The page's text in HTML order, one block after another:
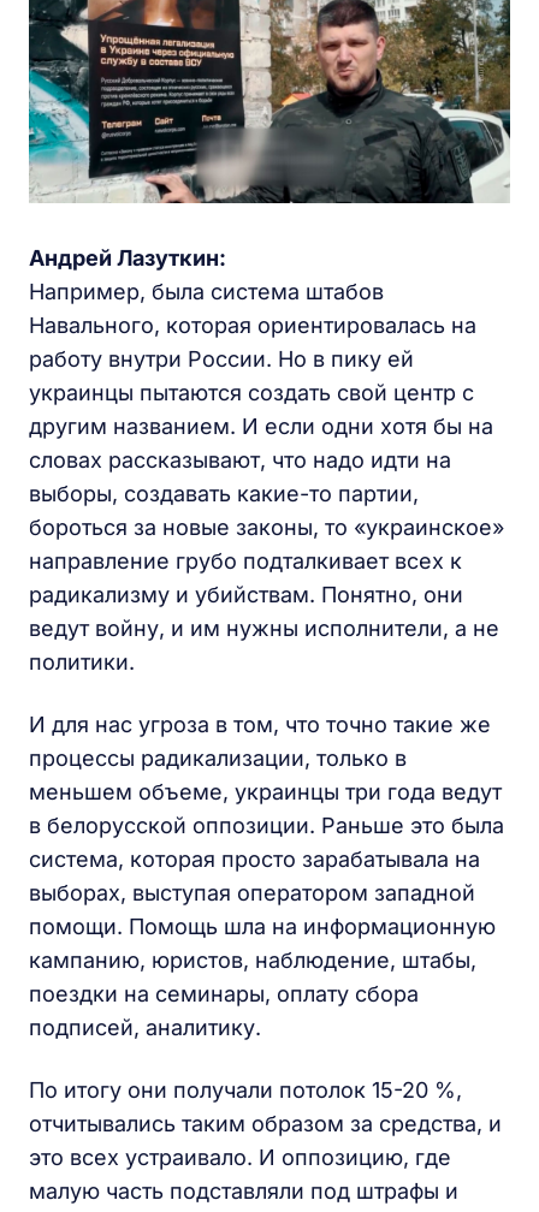
Андрей Лазуткин:
Например, была система штабов
Навального, которая ориентировалась на
работу внутри России. Но в пику ей
украинцы пытаются создать свой центр с
другим названием. И если одни хотя бы на
словах рассказывают, что надо идти на
выборы, создавать какие-то партии,
бороться за новые законы, то «украинское»
направление грубо подталкивает всех к
радикализму и убийствам. Понятно, они
ведут войну, и им нужны исполнители, а не
политики.
И для нас угроза в том, что точно такие же
процессы радикализации, только в
меньшем объеме, украинцы три года ведут
в белорусской оппозиции. Раньше это была
система, которая просто зарабатывала на
выборах, выступая оператором западной
помощи. Помощь шла на информационную
кампанию, юристов, наблюдение, штабы,
поездки на семинары, оплату сбора
подписей, аналитику.
По итогу они получали потолок 15-20 %,
отчитывались таким образом за средства, и
это всех устраивало. И оппозицию, где
малую часть подставляли под штрафы и